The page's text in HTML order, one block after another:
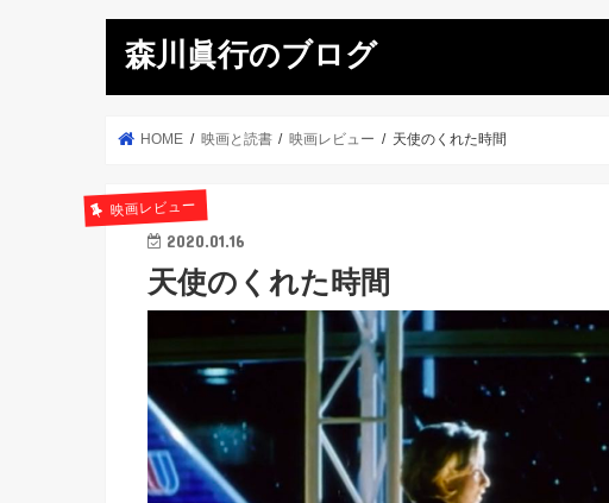
森川眞行のブログ
HOME 映画と読書 映画レビュー 天使のくれた時間
映画レビュー
2020.01.16
天使のくれた時間